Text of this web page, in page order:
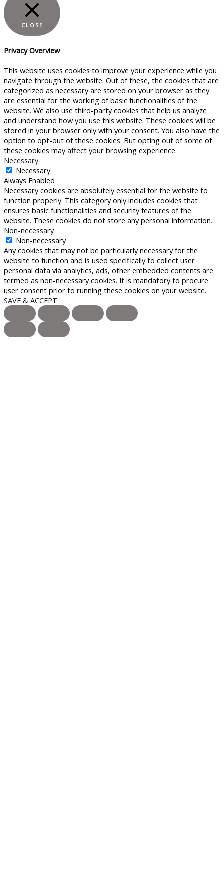
CLOSE
Privacy Overview
This website uses cookies to improve your experience while you
navigate through the website. Out of these, the cookies that are
categorized as necessary are stored on your browser as they
are essential for the working of basic functionalities of the
website. We also use third-party cookies that help us analyze
and understand how you use this website. These cookies will be
stored in your browser only with your consent. You also have the
option to opt-out of these cookies. But opting out of some of
these cookies may affect your browsing experience.
Necessary
Necessary
Always Enabled
Necessary cookies are absolutely essential for the website to
function properly. This category only includes cookies that
ensures basic functionalities and security features of the
website. These cookies do not store any personal information.
Non-necessary
Non-necessary
Any cookies that may not be particularly necessary for the
website to function and is used specifically to collect user
personal data via analytics, ads, other embedded contents are
termed as non-necessary cookies. It is mandatory to procure
user consent prior to running these cookies on your website.
SAVE & ACCEPT